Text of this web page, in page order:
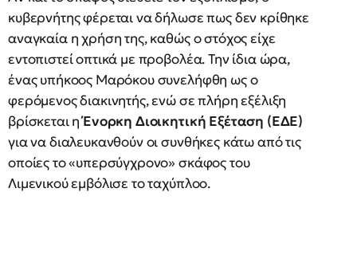
κυβερνήτης φέρεται να δήλωσε πως δεν κρίθηκε
αναγκαία η χρήση της, καθώς ο στόχος είχε
εντοπιστεί οπτικά με προβολέα. Την ίδια ώρα,
ένας υπήκοος Μαρόκου συνελήφθη ως ο
φερόμενος διακινητής, ενώ σε πλήρη εξέλιξη
βρίσκεται ηΈνορκη Διοικητική Εξέταση (ΕΔΕ)
για να διαλευκανθούν οι συνθήκες κάτω από τις
οποίες το «υπερσύγχρονο» σκάφος του
Λιμενικού εμβόλισε το ταχύπλοο.